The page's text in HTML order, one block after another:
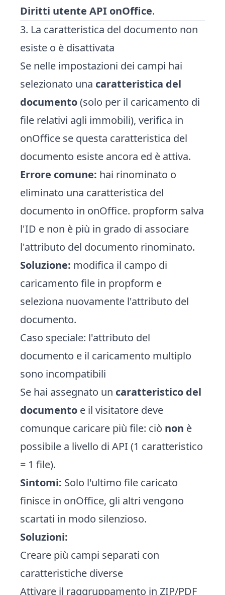
Diritti utente API onOffice.
3. La caratteristica del documento non
esiste o è disattivata
Se nelle impostazioni dei campi hai
selezionato una caratteristica del
documento(solo per il caricamento di
file relativi agli immobili), verifica in
onOffice se questa caratteristica del
documento esiste ancora ed è attiva.
Errore comune: hai rinominato o
eliminato una caratteristica del
documento in onOffice. propform salva
l'ID e non è più in grado di associare
l'attributo del documento rinominato.
Soluzione: modifica il campo di
caricamento file in propform e
seleziona nuovamente l'attributo del
documento.
Caso speciale: l'attributo del
documento e il caricamento multiplo
sono incompatibili
Se hai assegnato un caratteristico del
documento e il visitatore deve
comunque caricare più file: ciò non è
possibile a livello di API (1 caratteristico
= 1 file).
Sintomi: Solo l'ultimo file caricato
finisce in onOffice, gli altri vengono
scartati in modo silenzioso.
Soluzioni:
Creare più campi separati con
caratteristiche diverse
Attivare il raggruppamento in ZIP/PDF